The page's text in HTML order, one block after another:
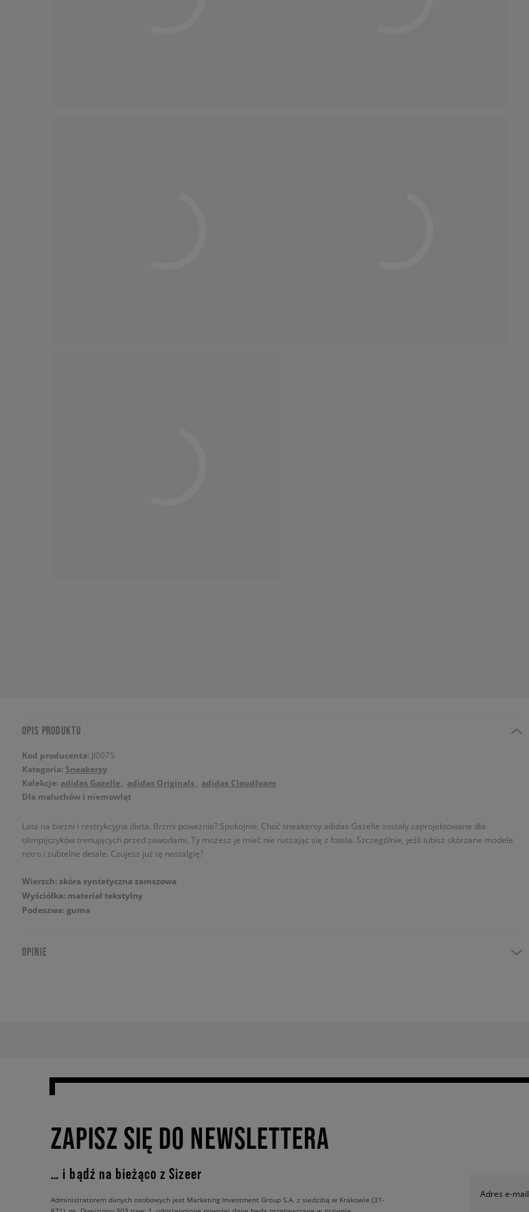
OPIS PRODUKTU
Kod producenta: JI0075
Kategoria: Sneakersy
Kolekcje: adidas Gazelle adidas Originals
adidas Cloudfoam
Dla maluchów i niemowląt
Lata na bieżni i restrykcyjna dieta. Brzmi poważnie? Spokojnie. Choć sneakersy adidas Gazelle zostały zaprojektowane dla
olimpijczyków trenujących przed zawodami, Ty możesz je mieć nie ruszając się z fotela. Szczególnie, jeśli lubisz skórzane modele
retro i subtelne detale. Czujesz już tę nostalgię?
Wierzch: skóra syntetyczna zamszowa
Wyściółka: materiał tekstylny
Podeszwa: guma
OPINIE
ZAPISZ SIĘ DO NEWSLETTERA
… i bądź na bieżąco z Sizeer
Adres e-mail
Administratorem danych osobowych jest Marketing Investment Group S.A. z siedzibą w Krakowie (31-